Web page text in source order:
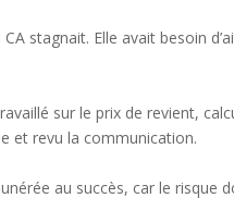
stagnait. Elle avait besoin
sur le prix de revient,
et revu la communication.
au succès, car le risque